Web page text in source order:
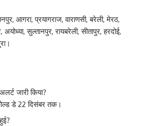
आगरा, प्रयागराज, वाराणसी, बरेली, मेरठ,
अयोध्या, सुल्तानपुर, रायबरेली, सीतापुर, हरदोई,
जारी किया?
डे 22 दिसंबर तक।